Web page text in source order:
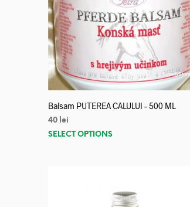
Balsam PUTEREA CALULUI – 500 ML
40 lei
SELECT OPTIONS